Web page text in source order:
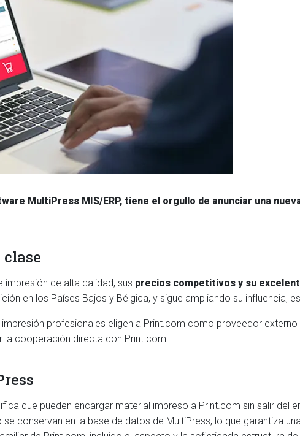
MultiPress MIS/ERP, tiene el orgullo de anunciar una
de alta calidad, sus precios competitivos y su
en los Países Bajos y Bélgica, y sigue ampliando su influencia,
profesionales eligen a Print.com como proveedor
la cooperación directa con Print.com.
que pueden encargar material impreso a Print.com sin salir del
conservan en la base de datos de MultiPress, lo que garantiza